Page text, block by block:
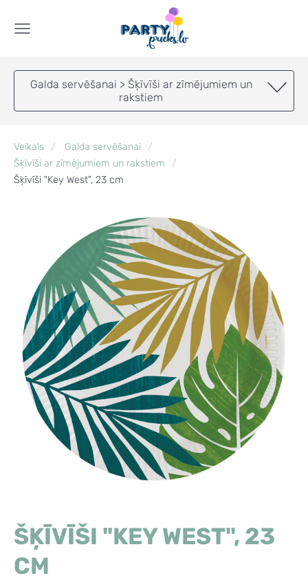
Galda servēšanai > Šķīvīši ar zīmējumiem un
rakstiem
Veikals
Galda servēšanai
Šķīvīši ar zīmējumiem un rakstiem
Šķīvīši "Key West", 23 cm
ŠĶĪVĪŠI "KEY WEST", 23
CM